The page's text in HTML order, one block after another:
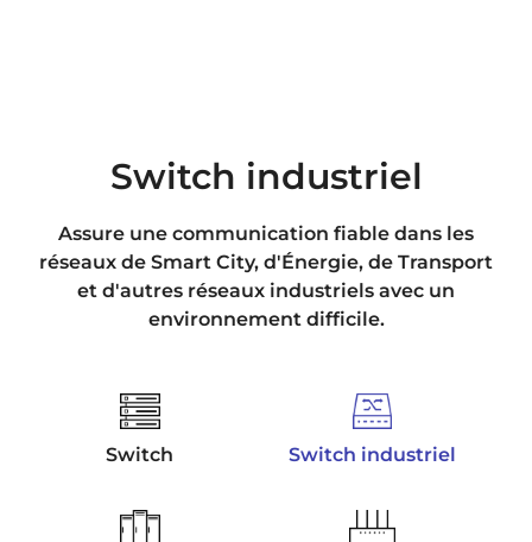
Switch industriel
Assure une communication fiable dans les
réseaux de Smart City, d'Énergie, de Transport
et d'autres réseaux industriels avec un
environnement difficile.
Switch Switch industriel